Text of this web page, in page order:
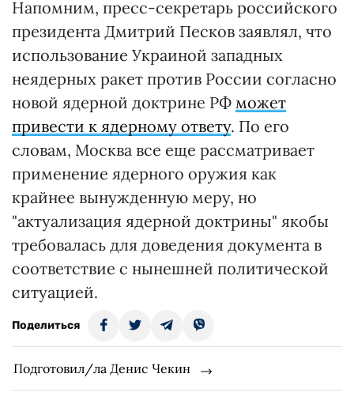
Напомним, пресс-секретарь российского
президента Дмитрий Песков заявлял, что
использование Украиной западных
неядерных ракет против России согласно
новой ядерной доктрине РФ может
привести к ядерному ответу. По его
словам, Москва все еще рассматривает
применение ядерного оружия как
крайнее вынужденную меру, но
"актуализация ядерной доктрины" якобы
требовалась для доведения документа в
соответствие с нынешней политической
ситуацией.
Поделиться
Подготовил/ла Денис Чекин